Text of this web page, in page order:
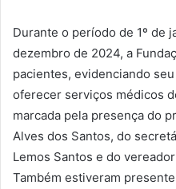
Durante o período de 1º de
dezembro de 2024, a
pacientes, evidenciando
oferecer serviços médicos
marcada pela presença do
Alves dos Santos, do
Lemos Santos e do
Também estiveram